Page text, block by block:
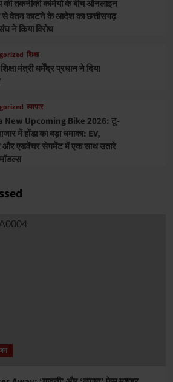
की तकनीकी कमियों के बीच ऑनलाइन
वेतन काटने के आदेश का छत्तीसगढ़
ने किया विरोध
शिक्षा
मंत्री धर्मेंद्र प्रधान ने दिया
व्यापार
New Upcoming Bike 2026: टू-
में होंडा का बड़ा धमाका: EV,
एडवेंचर सेगमेंट में एक साथ उतारे